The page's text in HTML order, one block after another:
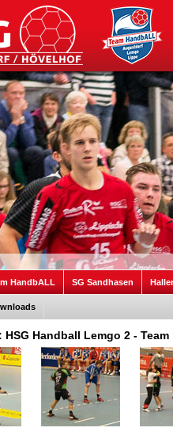
HandbALL SG Sandhasen
HSG Handball Lemgo 2 -